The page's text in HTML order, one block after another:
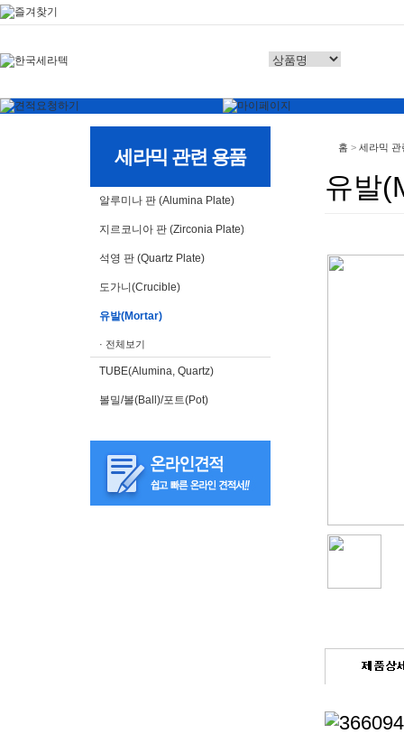
세라믹 관련 용품
알루미나 판 (Alumina Plate)
지르코니아 판 (Zirconia Plate)
석영 판 (Quartz Plate)
도가니(Crucible)
유발(Mortar)
· 전체보기
TUBE(Alumina, Quartz)
볼밀/볼(Ball)/포트(Pot)
홈 > 세라믹 관
유발